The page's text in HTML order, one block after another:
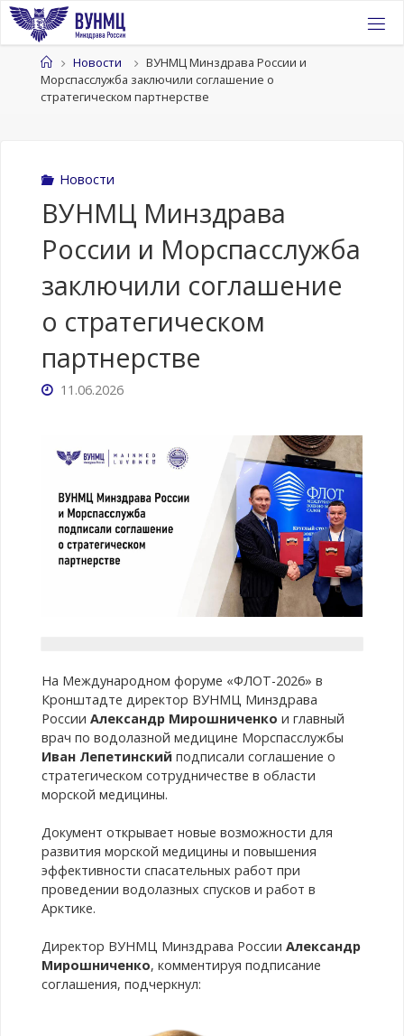
Перейти
содержимому
ГлавнаяНовости
ВУНМЦ Минздрава России и
Морспасслужба заключили соглашение о
стратегическом партнерстве
Новости
ВУНМЦ Минздрава
России и Морспасслужба
заключили соглашение
о стратегическом
партнерстве
11.06.2026
На Международном форуме «ФЛОТ-2026» в
Кронштадте директор ВУНМЦ Минздрава
России Александр Мирошниченко и главный
врач по водолазной медицине Морспасслужбы
Иван Лепетинскийподписали соглашение о
стратегическом сотрудничестве в области
морской медицины.
Документ открывает новые возможности для
развития морской медицины и повышения
эффективности спасательных работ при
проведении водолазных спусков и работ в
Арктике.
Директор ВУНМЦ Минздрава России Александр
Мирошниченко, комментируя подписание
соглашения, подчеркнул: